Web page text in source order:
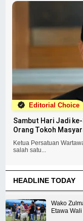
Editorial Choice
Sambut Hari Jadi
Orang Tokoh
Ketua Persatuan
salah satu...
HEADLINE TODAY
Wako
Etawa